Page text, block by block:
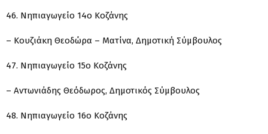
46. Νηπιαγωγείο 14ο Κοζάνης
– Κουζιάκη Θεοδώρα – Ματίνα, Δημοτική Σύμβουλος
47. Νηπιαγωγείο 15ο Κοζάνης
– Αντωνιάδης Θεόδωρος, Δημοτικός Σύμβουλος
48. Νηπιαγωγείο 16ο Κοζάνης